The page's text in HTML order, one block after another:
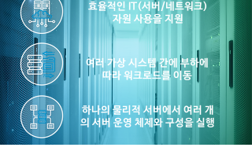
효율적인 IT(서버/네트워크)
자원 사용을 지원
여러 가상 시스템 간에 부하에
따라 워크로드를 이동
하나의 물리적 서버에서 여러 개
의 서버 운영 체제와 구성을 실행